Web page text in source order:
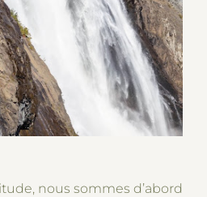
nous sommes d’abord